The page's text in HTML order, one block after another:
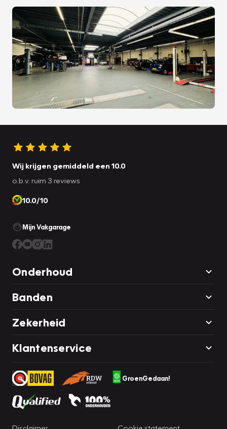
Wij krijgen gemiddeld een 10.0
o.b.v. ruim 3 reviews
10.0/10
Mijn Vakgarage
Onderhoud
Banden
Zekerheid
Klantenservice
GroenGedaan!